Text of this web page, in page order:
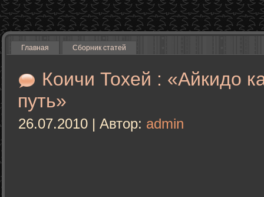
Главная Сборник статей
Коичи Тохей : «Айкидо
путь»
26.07.2010 | Автор: admin